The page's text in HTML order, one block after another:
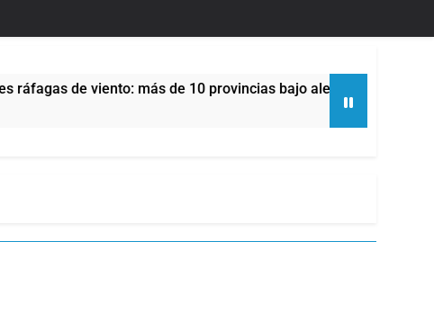
de viento: más de 10 provincias bajo alerta meteorológica